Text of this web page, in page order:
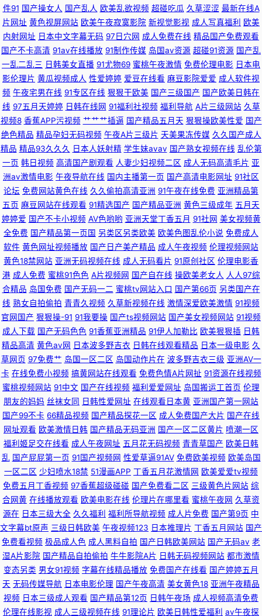
线播放 日本成人中文在线 91综合探花 无码直播 超碰成人网站 午夜10000
国产精品密久久 91超碰在线人人 久草视频久久色 性爱1234 人妖玩人妖A片
www精品国产 探花一区二区在线 东方最新av在线 一级色片免费看 精品黑
丝av 91狠狠超碰 美女丝袜足交 91日韩高清 欧美人妖A片免费看 91伊人超碰
在线 日韩两性网 97色网视频网站 色四房夜天 国产TS人妖在线视频 91白丝
国产 日本丁香五月 av最新播放地址 婷婷深爱五月天 成人在线观看av四虎 一
区av大秀影院 国产精品自偷 91精品国自产拍 欧美一区二区高潮喷水 97色撸
婷婷五月份欧美 大香蕉伊人妻 中韩毛片精品基地 黄色成人在线视频观看 91
黄篇 欧美性交精品视频大全 俺去也综合色图 亚洲色欧美色性爱春色 國産AV
天美傳媒 91豆花导航 玖玖综合性 91瑟瑟视频导航 日韩恋足 东方av免费观看
香蕉网 国模福利91 91传媒迅雷磁力链接 欧美扩肛 TS国产视频在线看 亚洲
成人小说网 国产视频社区论坛 91黄色入口 欧美三级毛片 91在线超碰到 天堂
一级大片 福利色第一导航 91电影免费看 免费黄色品尚在线 91娱乐综合 先锋
av影音av成人 国产精品自在线拍国产 91福利青草国产 殴美一二三观看 av伊
人久久青草 91av视频福利国产 久久一久久 91伊人综合在线 少妇自蔚
件91 国产操女人 国产乱人 欧美乱欲视频 超碰吃瓜 久草涩涩 最新在线A
片网址 黄色视屏网站 欧美午夜寂寞影院 新视觉影视 成人写真福利
欧美
内射网址 日本中文字幕无码 97日穴网 成人免费在线 精品国产免费观看
国产不卡高清 91av在线播放 91制作传媒 岛国av资源 超碰91资源 国产乱
一乱二乱三 日韩美女直播 91尤物69 蜜桃午夜激情 免费伦理电影 日本电
影伦理片 黄瓜视频成人 性爱婷婷 爱豆在线看 麻豆影院爱爱 成人软件视
频 午夜宅男在线 91专区在线 狠狠干欧美 国产三级国产 国产欧美日韩在
线 97五月天婷婷 日韩在线网 91福利社视频 福利导航 A片三级网站 久草
视频8 香蕉APP污视频 艹艹艹插逼 国产精品五月天 狠狠操欧美性爱 国产
绝色精品 精品孕妇无码视频 午夜A片三级片 天美果冻传媒 久久国产成人
精品 精品93久久久 日本人妖射精 学生妹avav 国产熟女视频在线 乱伦第
一页 韩日视频 高清国产剧观看 人妻少妇视频二区 成人无码高清毛片 亚
洲av激情电影 午夜导航在线 国内主播第一页 国产高清电影网址 91社区
论坛 免费网站黄色在线 久久偷拍高清亚洲 91午夜在线免费 亚洲精品第
五页 麻豆网站在线观看 91精选国产 国产精品亚洲 黄色三级成年 五月天
婷婷爱 国产不卡小视频 AV色哟哟 亚洲天堂丁香五月 91社网 美女视频黄
全免费 国产精品第一页国 另类区另类欧美 欧美色图乱伦小说 免费成人
软件 黄色网址视频播放 国产日产美产精品 成人午夜视频 伦理视频网站
黄色18禁网站 亚洲无码视频在线 成人无码看片 91原创社区 伦理电影香
港 成人免费 蜜桃91色色 A片视频网 国产自在线 操欧美老女人 人人97综
合精品 岛国免费 国产无码一二 蜜桃tv网站入口 国产第66页 另类国产在
线 熟女自拍偷拍 青青久视频 久草新视频在线 激情深爱欧美激情 91视频
官网国产 狠狠操-91 91我要操 国产ts视频网站 国产美女视频网站 91视频
成人下载 国产无码色色 91香蕉亚洲精品 91伊人加勒比 欧美狠狠插 日韩
精品高清 黄色av网 日本波多野吉衣 日韩在线观看精品 日本一级电影 久
草网页 97免费艹 岛国一区二区 岛国动作片在 波多野吉衣三级 亚洲AV一
卡 在线免费小视频 搞黄网站在线观看 免费色情A片网扯 91资源在线视频
蜜桃视频网站 91中文 国产在线视频 福利爱爱网址 岛国搬运工首页 伦理
朋友的妈妈 丝袜女同 日韩性爱网址 在线观看日本黄 亚洲国产第一网站
国产99不卡 66精品视频 国产精品探花一区 成人免费国产大片 国产在线
网址观看 欧美激情日韩 国产精品无码亚洲 国产一区二区黄片 喷潮一区
福利姬足交在线看 成人午夜网址 五月花无码视频 青青草国产 欧美日韩
乱 国产屁屁第一页 91国产视频网 性爱草逼91AV 免费欧美视频 欧美岛国
一区二区 少妇喷水18禁 51漫画APP 丁香五月花激情网 欧美爱爱tv视频
免费五月丁香视频 97香蕉超级碰碰 国产免费看二区 三级黄色片网站 综
合网黄 在线播放观看 欧美电影在线 伦理片在哪里看 蜜桃午夜网 久草资
源在 日本三级大全 久久福利 福利所导航视频 成人片免费 国产第9页 中
文字幕bt原声 三级日韩欧美 午夜视频123 日本推理片 丁香五月网站 国产
免费看视频 极品成人色 成人黑料自拍 国产日韩欧美网站 国产无码av 老
湿A片影院 国产精品自拍偷拍 牛牛影院A片 日韩无码视频网站 都市激情
变态另类 男女91视频 字幕在线精品播放 免费国产在线看 国产婷婷五月
天 无码传媒导航 日本电影伦理 国产午夜高清 美女黄色18 亚洲午夜精品
视频 日本三级成人观看 国产精品第12页 日韩午夜场 成人视频高清免费
伦理在线影视 成人三级视频在线 91理论片 欧美日韩性爱福利 av午夜探